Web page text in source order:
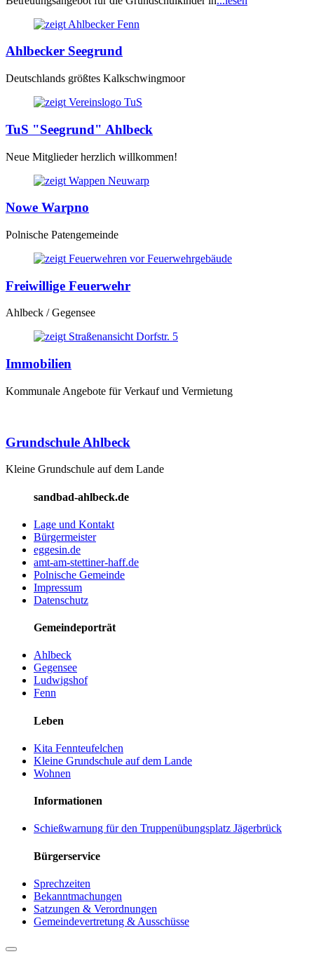
Ahlbecker Seegrund
Deutschlands größtes Kalkschwingmoor
TuS "Seegrund" Ahlbeck
Neue Mitglieder herzlich willkommen!
Nowe Warpno
Polnische Patengemeinde
Freiwillige Feuerwehr
Ahlbeck / Gegensee
Immobilien
Kommunale Angebote für Verkauf und Vermietung
Grundschule Ahlbeck
Kleine Grundschule auf dem Lande
sandbad-ahlbeck.de
Lage und Kontakt
Bürgermeister
eggesin.de
amt-am-stettiner-haff.de
Polnische Gemeinde
Impressum
Datenschutz
Gemeindeporträt
Ahlbeck
Gegensee
Ludwigshof
Fenn
Leben
Kita Fennteufelchen
Kleine Grundschule auf dem Lande
Wohnen
Informationen
Schießwarnung für den Truppenübungsplatz Jägerbrück
Bürgerservice
Sprechzeiten
Bekanntmachungen
Satzungen & Verordnungen
Gemeindevertretung & Ausschüsse